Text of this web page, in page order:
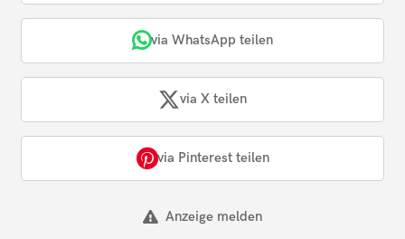
via WhatsApp teilen
via X teilen
via Pinterest teilen
Anzeige melden